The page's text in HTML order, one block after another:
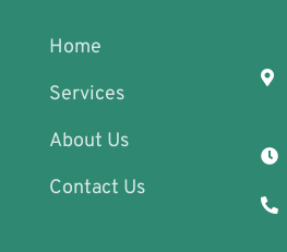
Home
Services
About Us
Contact Us